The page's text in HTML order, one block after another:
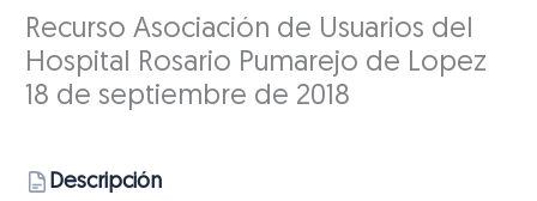
Recurso Asociación de Usuarios del
Hospital Rosario Pumarejo de Lopez
18 de septiembre de 2018
Descripción